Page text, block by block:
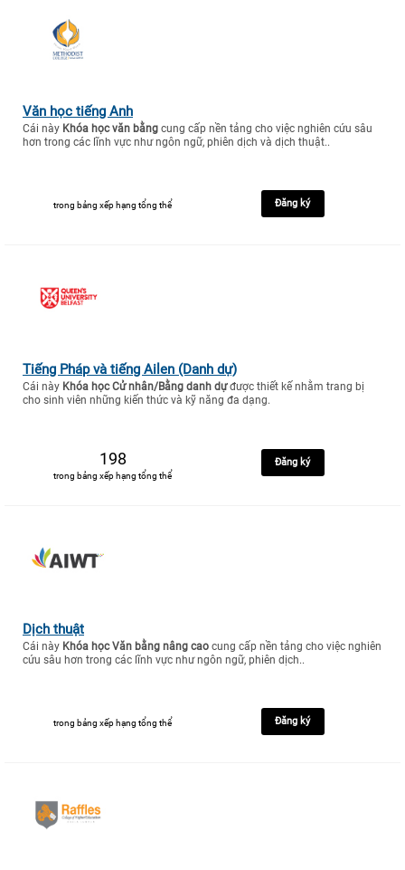
Văn học tiếng Anh
Cái này Khóa học văn bằng cung cấp nền tảng cho việc nghiên cứu sâu
hơn trong các lĩnh vực như ngôn ngữ, phiên dịch và dịch thuật..
trong bảng xếp hạng tổng thể Đăng ký
Tiếng Pháp và tiếng Ailen (Danh dự)
Cái này Khóa học Cử nhân/Bằng danh dựđược thiết kế nhằm trang bị
cho sinh viên những kiến thức và kỹ năng đa dạng.
198
trong bảng xếp hạng tổng thể
Đăng ký
Dịch thuật
Cái này Khóa học Văn bằng nâng cao cung cấp nền tảng cho việc nghiên
cứu sâu hơn trong các lĩnh vực như ngôn ngữ, phiên dịch..
trong bảng xếp hạng tổng thể Đăng ký